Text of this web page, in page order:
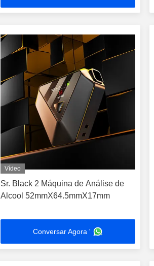
Vídeo
Sr. Black 2 Máquina de Análise de
Alcool 52mmX64.5mmX17mm
Conversar Agora '